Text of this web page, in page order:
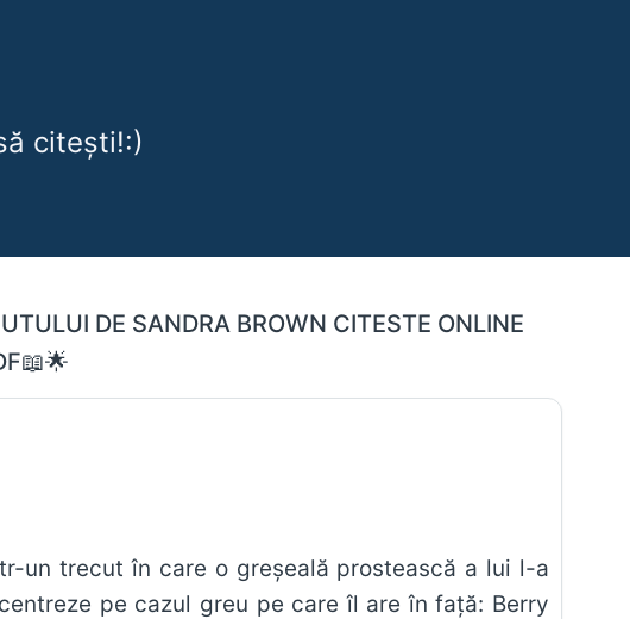
citești!:)
DE SANDRA BROWN CITESTE ONLINE
un trecut în care o greșeală prostească a lui l-a
pe cazul greu pe care îl are în față: Berry